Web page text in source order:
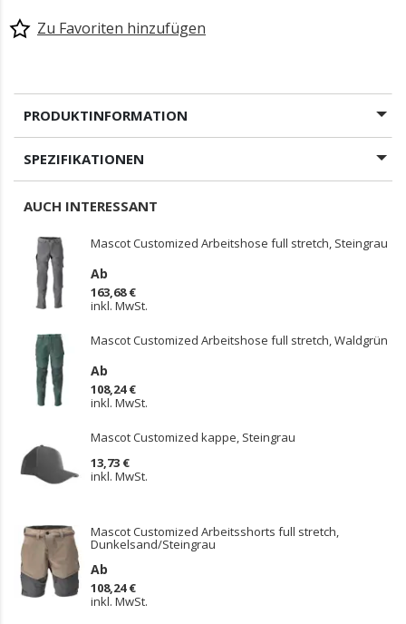
Zu Favoriten hinzufügen
PRODUKTINFORMATION
SPEZIFIKATIONEN
AUCH INTERESSANT
Mascot Customized Arbeitshose full stretch, Steingrau
Ab
163,68 €
inkl. MwSt.
Mascot Customized Arbeitshose full stretch, Waldgrün
Ab
108,24 €
inkl. MwSt.
Mascot Customized kappe, Steingrau
13,73 €
inkl. MwSt.
Mascot Customized Arbeitsshorts full stretch,
Dunkelsand/Steingrau
Ab
108,24 €
inkl. MwSt.